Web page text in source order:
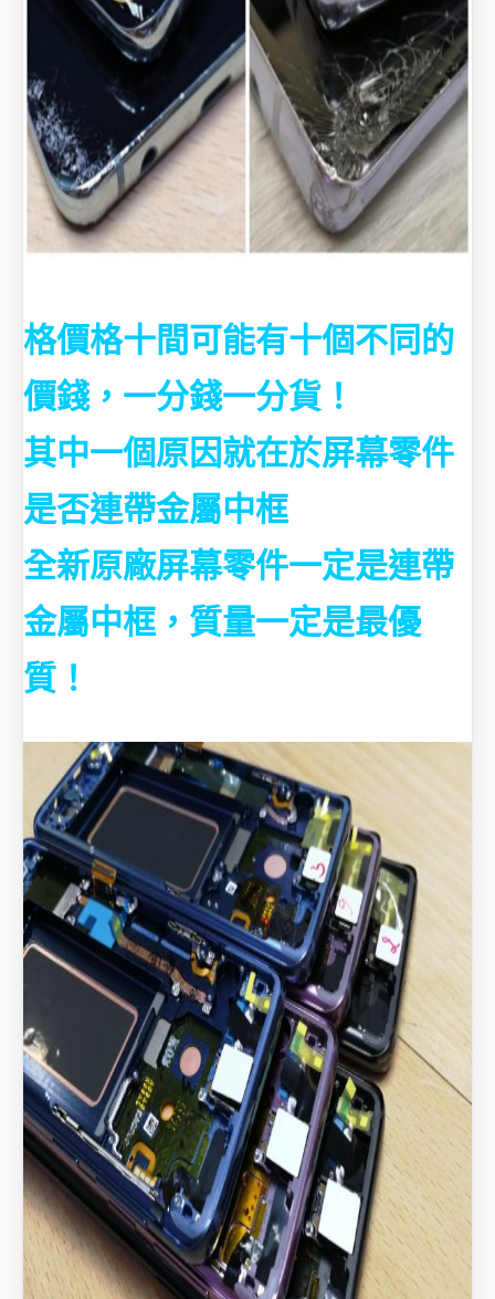
格價格十間可能有十個不同的
價錢，一分錢一分貨！
其中一個原因就在於屏幕零件
是否連帶金屬中框
全新原廠屏幕零件一定是連帶
金屬中框，質量一定是最優
質！